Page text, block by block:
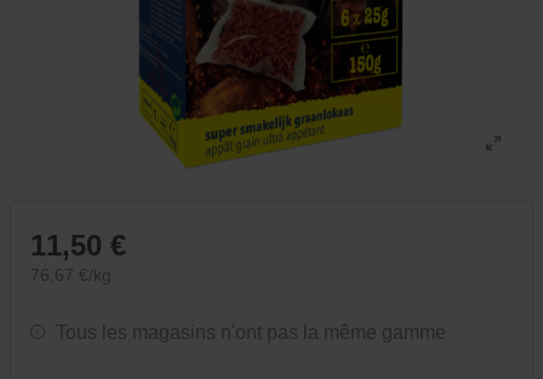
11,50 €
76,67 €/kg
Tous les magasins n'ont pas la même gamme